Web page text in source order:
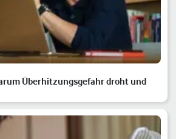
Überhitzungsgefahr droht und